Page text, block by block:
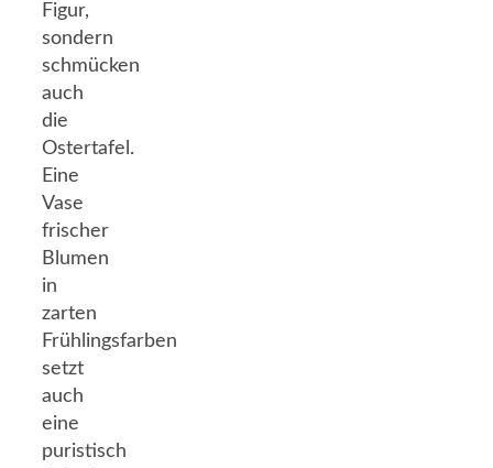
Figur,
sondern
schmücken
auch
die
Ostertafel.
Eine
Vase
frischer
Blumen
in
zarten
Frühlingsfarben
setzt
auch
eine
puristisch